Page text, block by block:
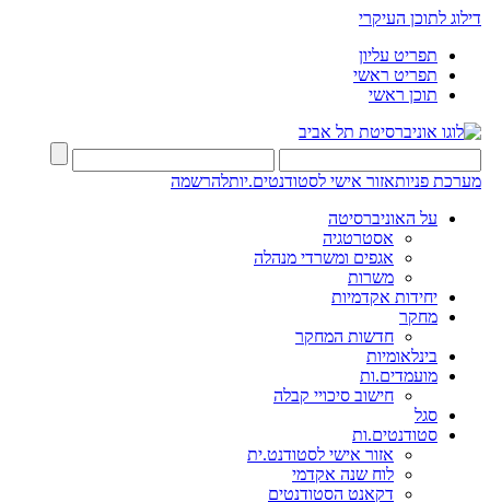
דילוג לתוכן העיקרי
תפריט עליון
תפריט ראשי
תוכן ראשי
מערכת פניותאזור אישי לסטודנטים.יותלהרשמה
על האוניברסיטה
אסטרטגיה
אגפים ומשרדי מנהלה
משרות
יחידות אקדמיות
מחקר
חדשות המחקר
בינלאומיות
מועמדים.ות
חישוב סיכויי קבלה
סגל
סטודנטים.ות
אזור אישי לסטודנט.ית
לוח שנה אקדמי
דקאנט הסטודנטים